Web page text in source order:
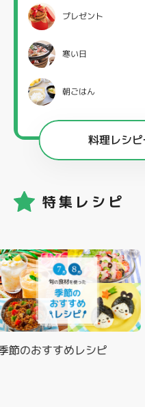
プレゼント
寒い日
朝ごはん
料理レシ
特集レシピ
のおすすめレシピ